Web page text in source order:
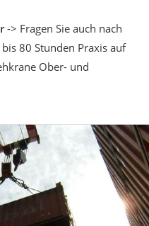
-> Fragen Sie auch nach
80 Stunden Praxis auf
Ober- und